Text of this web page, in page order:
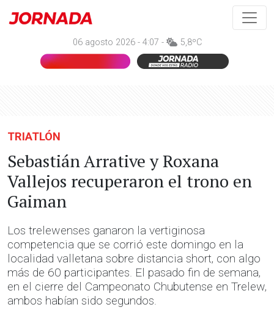
06 agosto 2026 - 4:07 - 5,8ºC
TRIATLÓN
Sebastián Arrative y Roxana
Vallejos recuperaron el trono en
Gaiman
Los trelewenses ganaron la vertiginosa
competencia que se corrió este domingo en la
localidad valletana sobre distancia short, con algo
más de 60 participantes. El pasado fin de semana,
en el cierre del Campeonato Chubutense en Trelew,
ambos habían sido segundos.